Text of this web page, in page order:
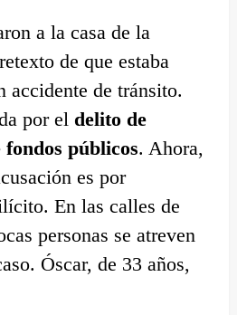
a la casa de la
de que estaba
accidente de tránsito.
por el delito de
públicos. Ahora,
es por
En las calles de
personas se atreven
Óscar, de 33 años,